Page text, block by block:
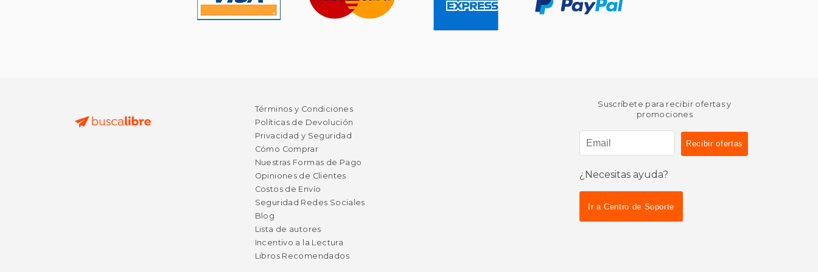
Términos y Condiciones
Políticas de Devolución
Privacidad y Seguridad
Cómo Comprar
Nuestras Formas de Pago
Opiniones de Clientes
Costos de Envío
Seguridad Redes Sociales
Blog
Lista de autores
Incentivo a la Lectura
Libros Recomendados
Suscríbete para recibir ofertas y
promociones
¿Necesitas ayuda?
Ir a Centro de Soporte